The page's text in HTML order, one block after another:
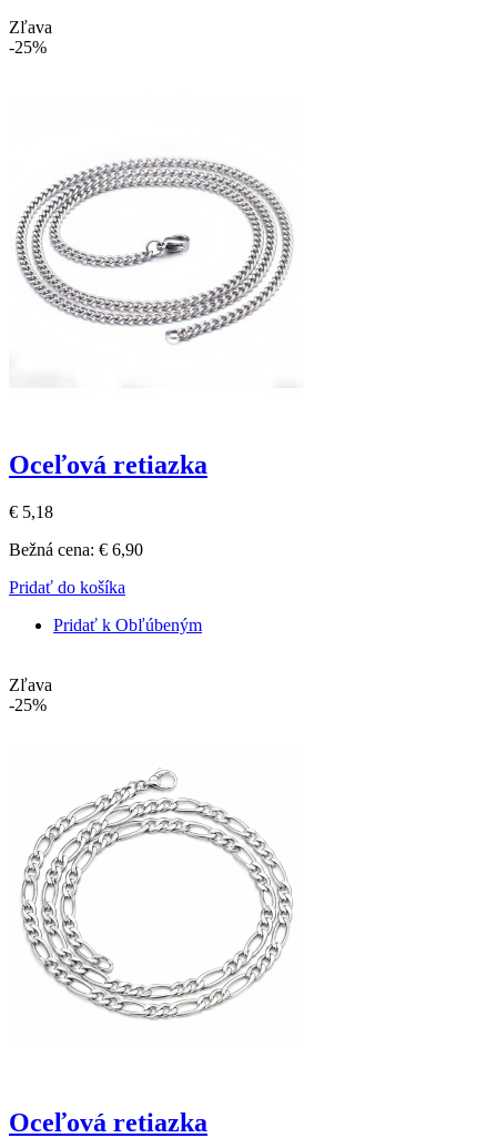
Zľava
-25%
Oceľová retiazka
€ 5,18
Bežná cena: € 6,90
Pridať do košíka
Pridať k Obľúbeným
Zľava
-25%
Oceľová retiazka